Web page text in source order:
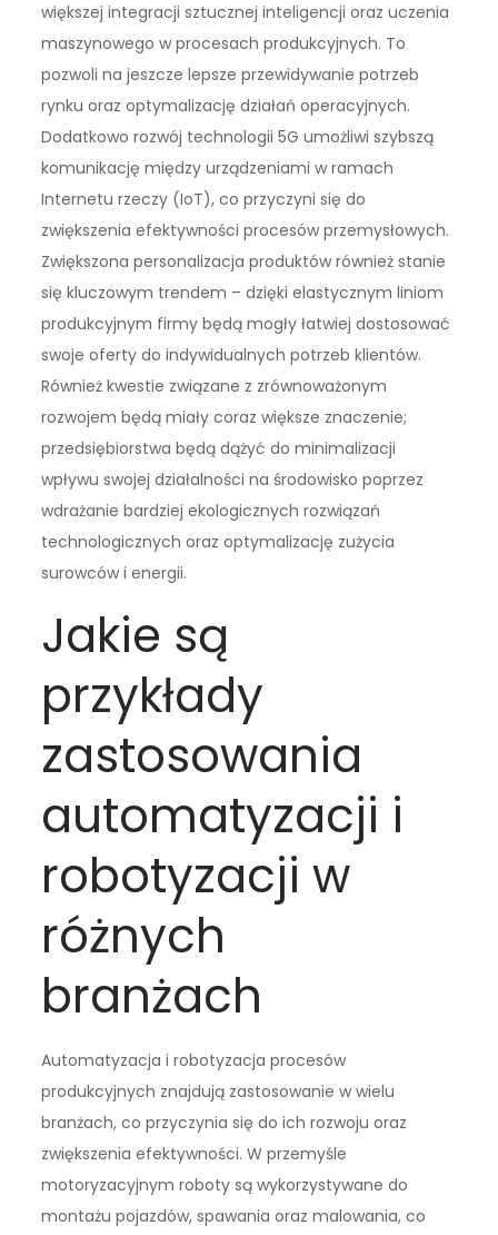
większej integracji sztucznej inteligencji oraz uczenia
maszynowego w procesach produkcyjnych. To
pozwoli na jeszcze lepsze przewidywanie potrzeb
rynku oraz optymalizację działań operacyjnych.
Dodatkowo rozwój technologii 5G umożliwi szybszą
komunikację między urządzeniami w ramach
Internetu rzeczy (IoT), co przyczyni się do
zwiększenia efektywności procesów przemysłowych.
Zwiększona personalizacja produktów również stanie
się kluczowym trendem – dzięki elastycznym liniom
produkcyjnym firmy będą mogły łatwiej dostosować
swoje oferty do indywidualnych potrzeb klientów.
Również kwestie związane z zrównoważonym
rozwojem będą miały coraz większe znaczenie;
przedsiębiorstwa będą dążyć do minimalizacji
wpływu swojej działalności na środowisko poprzez
wdrażanie bardziej ekologicznych rozwiązań
technologicznych oraz optymalizację zużycia
surowców i energii.
Jakie są
przykłady
zastosowania
automatyzacji i
robotyzacji w
różnych
branżach
Automatyzacja i robotyzacja procesów
produkcyjnych znajdują zastosowanie w wielu
branżach, co przyczynia się do ich rozwoju oraz
zwiększenia efektywności. W przemyśle
motoryzacyjnym roboty są wykorzystywane do
montażu pojazdów, spawania oraz malowania, co